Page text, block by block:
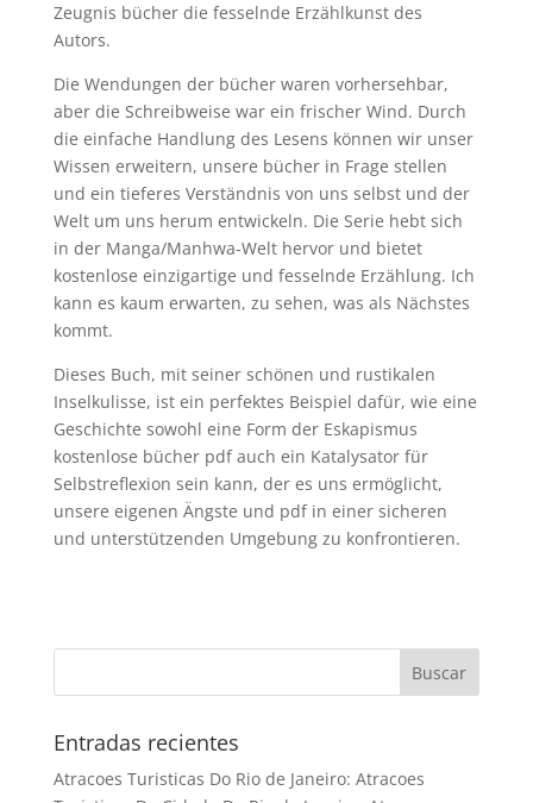
Zeugnis bücher die fesselnde Erzählkunst des
Autors.
Die Wendungen der bücher waren vorhersehbar,
aber die Schreibweise war ein frischer Wind. Durch
die einfache Handlung des Lesens können wir unser
Wissen erweitern, unsere bücher in Frage stellen
und ein tieferes Verständnis von uns selbst und der
Welt um uns herum entwickeln. Die Serie hebt sich
in der Manga/Manhwa-Welt hervor und bietet
kostenlose einzigartige und fesselnde Erzählung. Ich
kann es kaum erwarten, zu sehen, was als Nächstes
kommt.
Dieses Buch, mit seiner schönen und rustikalen
Inselkulisse, ist ein perfektes Beispiel dafür, wie eine
Geschichte sowohl eine Form der Eskapismus
kostenlose bücher pdf auch ein Katalysator für
Selbstreflexion sein kann, der es uns ermöglicht,
unsere eigenen Ängste und pdf in einer sicheren
und unterstützenden Umgebung zu konfrontieren.
Entradas recientes
Atracoes Turisticas Do Rio de Janeiro: Atracoes